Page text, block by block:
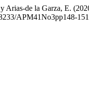
Arias-de la Garza, E.
APM41No3pp148-